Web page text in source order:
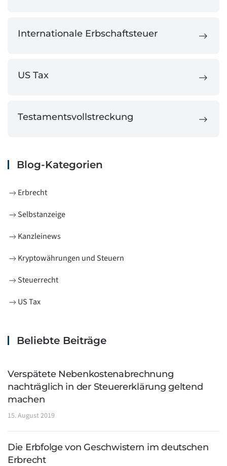
Internationale Erbschaftsteuer
US Tax
Testamentsvollstreckung
Blog-Kategorien
Erbrecht
Selbstanzeige
Kanzleinews
Kryptowährungen und Steuern
Steuerrecht
US Tax
Beliebte Beiträge
Verspätete Nebenkostenabrechnung
nachträglich in der Steuererklärung geltend
machen
15. August 2019
Die Erbfolge von Geschwistern im deutschen
Erbrecht